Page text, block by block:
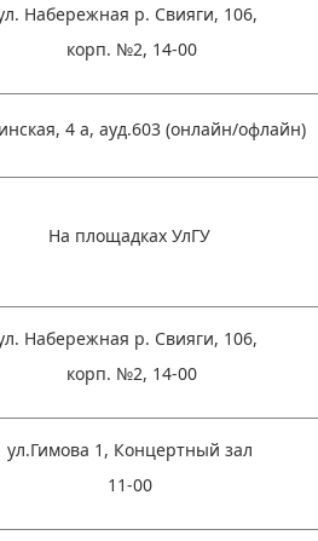
Набережная р. Свияги, 106,
корп. №2, 14-00
4 а, ауд.603 (онлайн/офлайн)
На площадках УлГУ
Набережная р. Свияги, 106,
корп. №2, 14-00
ул.Гимова 1, Концертный зал
11-00